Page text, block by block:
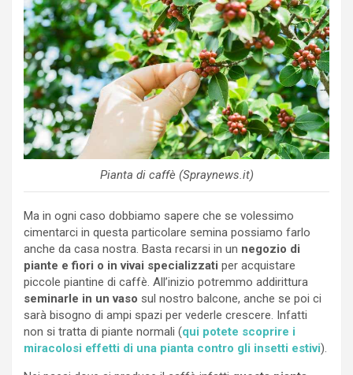
Pianta di caffè (Spraynews.it)
Ma in ogni caso dobbiamo sapere che se volessimo
cimentarci in questa particolare semina possiamo farlo
anche da casa nostra. Basta recarsi in un negozio di
piante e fiori o in vivai specializzati per acquistare
piccole piantine di caffè. All’inizio potremmo addirittura
seminarle in un vaso sul nostro balcone, anche se poi ci
sarà bisogno di ampi spazi per vederle crescere. Infatti
non si tratta di piante normali (qui potete scoprire i
miracolosi effetti di una pianta contro gli insetti estivi).